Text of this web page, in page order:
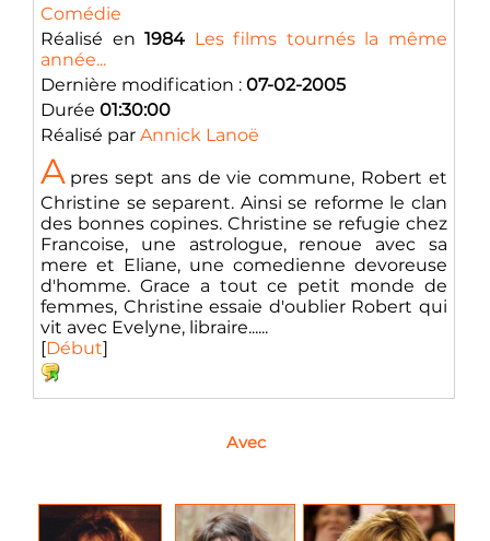
Comédie
Réalisé en1984 Les films tournés la même
année...
Dernière modification : 07-02-2005
Durée 01:30:00
Réalisé par Annick Lanoë
A pres sept ans de vie commune, Robert et
Christine se separent. Ainsi se reforme le clan
des bonnes copines. Christine se refugie chez
Francoise, une astrologue, renoue avec sa
mere et Eliane, une comedienne devoreuse
d'homme. Grace a tout ce petit monde de
femmes, Christine essaie d'oublier Robert qui
vit avec Evelyne, libraire......
[Début]
Avec